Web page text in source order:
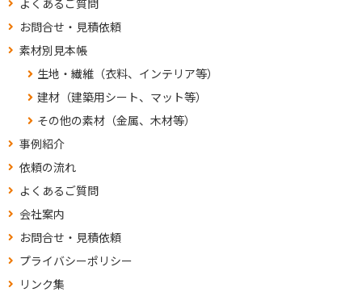
お問合せ・見積依頼
素材別見本帳
生地・繊維（衣料、インテリア等）
建材（建築用シート、マット等）
その他の素材（金属、木材等）
事例紹介
依頼の流れ
よくあるご質問
会社案内
お問合せ・見積依頼
プライバシーポリシー
リンク集